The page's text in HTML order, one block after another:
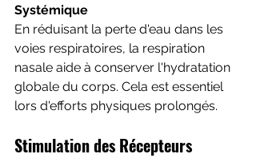
Systémique
En réduisant la perte d'eau dans les
voies respiratoires, la respiration
nasale aide à conserver l'hydratation
globale du corps. Cela est essentiel
lors d'efforts physiques prolongés.
Stimulation des Récepteurs